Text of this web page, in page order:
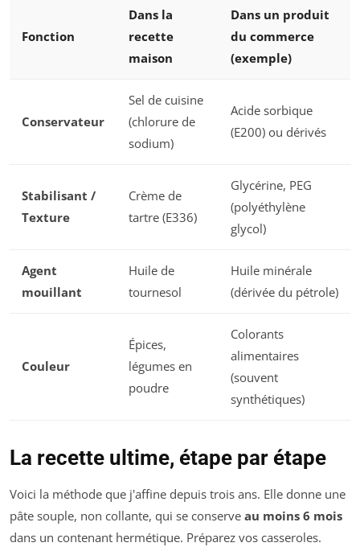
Fonction
Dans la
recette
maison
Dans un produit
du commerce
(exemple)
Conservateur
Sel de cuisine
(chlorure de
sodium)
Acide sorbique
(E200) ou dérivés
Stabilisant /
Texture
Crème de
tartre (E336)
Glycérine, PEG
(polyéthylène
glycol)
Agent
mouillant
Huile de
tournesol
Huile minérale
(dérivée du pétrole)
Couleur
Épices,
légumes en
poudre
Colorants
alimentaires
(souvent
synthétiques)
La recette ultime, étape par étape
Voici la méthode que j'affine depuis trois ans. Elle donne une
pâte souple, non collante, qui se conserve au moins 6 mois
dans un contenant hermétique. Préparez vos casseroles.